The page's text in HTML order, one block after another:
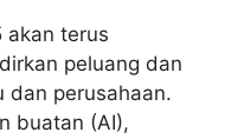
akan terus
peluang dan
dan perusahaan.
buatan (AI),